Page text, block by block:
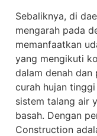
Sebaliknya, di
mengarah pada
memanfaatkan
yang mengikuti
dalam denah dan
curah hujan
sistem talang air
basah. Dengan
Construction